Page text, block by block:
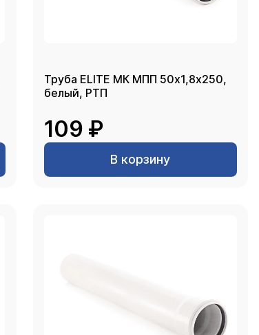
Труба ELITE МК МПП 50х1,8х250,
белый, РТП
109 ₽
В корзину